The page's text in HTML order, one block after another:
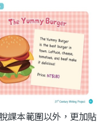
課本範圍以外，更加貼